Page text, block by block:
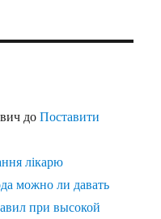
доПоставити
лікарю
можно ли давать
при высокой